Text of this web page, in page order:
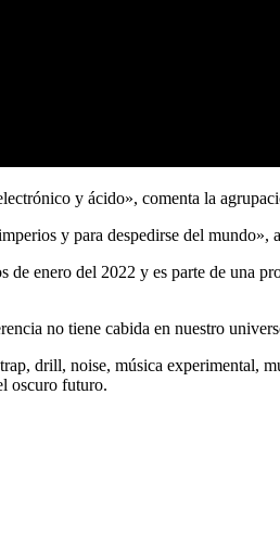
y ácido», comenta la
y para despedirse del mundo»,
enero del 2022 y es parte de una
no tiene cabida en nuestro
drill, noise, música experimental,
oscuro futuro.